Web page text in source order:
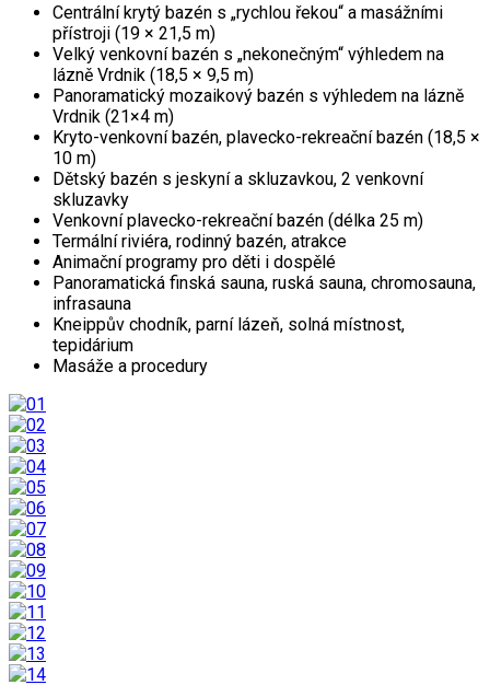
Centrální krytý bazén s „rychlou řekou“ a masážními
přístroji (19 × 21,5 m)
Velký venkovní bazén s „nekonečným“ výhledem na
lázně Vrdnik (18,5 × 9,5 m)
Panoramatický mozaikový bazén s výhledem na lázně
Vrdnik (21×4 m)
Kryto-venkovní bazén, plavecko-rekreační bazén (18,5 ×
10 m)
Dětský bazén s jeskyní a skluzavkou, 2 venkovní
skluzavky
Venkovní plavecko-rekreační bazén (délka 25 m)
Termální riviéra, rodinný bazén, atrakce
Animační programy pro děti i dospělé
Panoramatická finská sauna, ruská sauna, chromosauna,
infrasauna
Kneippův chodník, parní lázeň, solná místnost,
tepidárium
Masáže a procedury